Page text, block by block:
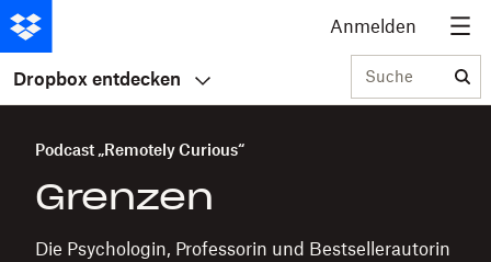
Anmelden
Dropbox entdecken Suche
Podcast „Remotely Curious“
Grenzen
Die Psychologin, Professorin und Bestsellerautorin